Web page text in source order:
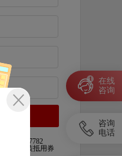
0731-82197782
家装抵用券
在线
咨询
1
咨询
电话